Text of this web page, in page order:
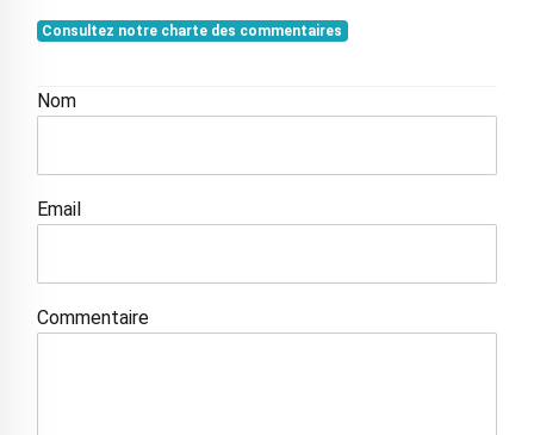
Consultez notre charte des commentaires
Nom
Email
Commentaire